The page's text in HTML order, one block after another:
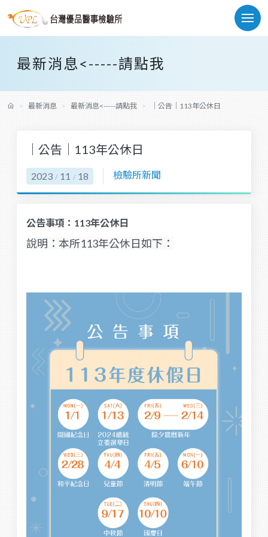
最新消息<-----請點我
最新消息 最新消息<-----請點我 ｜公告｜113年公休日
｜公告｜113年公休日
2023 / 11 / 18 檢驗所新聞
公告事項：113年公休日
說明：本所113年公休日如下：